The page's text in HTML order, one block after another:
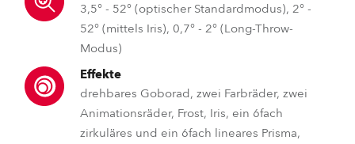
3,5° - 52° (optischer Standardmodus), 2° -
52° (mittels Iris), 0,7° - 2° (Long-Throw-
Modus)
Effekte
drehbares Goborad, zwei Farbräder, zwei
Animationsräder, Frost, Iris, ein 6fach
zirkuläres und ein 6fach lineares Prisma,